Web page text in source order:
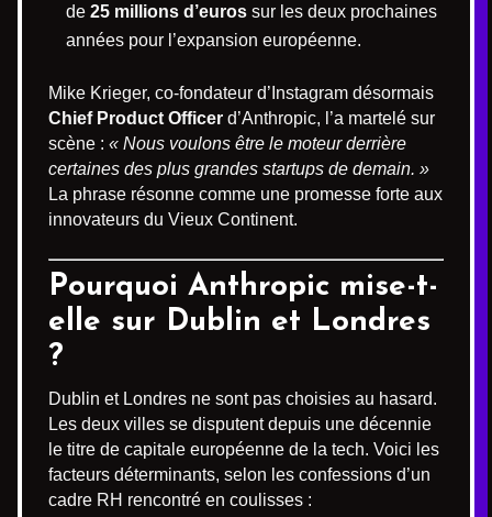
de 25 millions d’euros sur les deux prochaines
années pour l’expansion européenne.
Mike Krieger, co-fondateur d’Instagram désormais
Chief Product Officer d’Anthropic, l’a martelé sur
scène : « Nous voulons être le moteur derrière
certaines des plus grandes startups de demain. »
La phrase résonne comme une promesse forte aux
innovateurs du Vieux Continent.
Pourquoi Anthropic mise-t-
elle sur Dublin et Londres
?
Dublin et Londres ne sont pas choisies au hasard.
Les deux villes se disputent depuis une décennie
le titre de capitale européenne de la tech. Voici les
facteurs déterminants, selon les confessions d’un
cadre RH rencontré en coulisses :